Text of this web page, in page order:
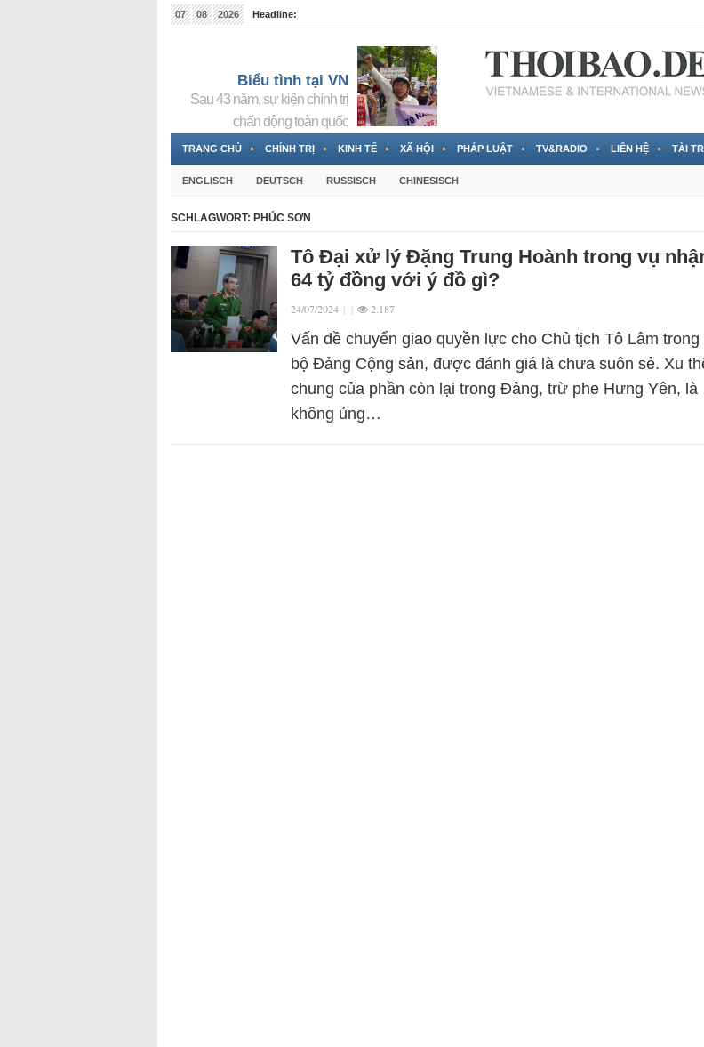
07 08 2026
Headline:
Biểu tình tại VN
Sau 43 năm, sự kiện chính trị
chấn động toàn quốc
TRANG CHỦ CHÍNH TRỊ KINH TẾ XÃ HỘI PHÁP LUẬT TV&RADIO LIÊN HỆ TÀI
ENGLISCH DEUTSCH RUSSISCH CHINESISCH
SCHLAGWORT: PHÚC SƠN
Tô Đại xử lý Đặng Trung Hoành trong vụ
64 tỷ đồng với ý đồ gì?
24/07/2024 | | 2.187
Vấn đề chuyển giao quyền lực cho Chủ tịch Tô Lâm trong
bộ Đảng Cộng sản, được đánh giá là chưa suôn sẻ. Xu
chung của phần còn lại trong Đảng, trừ phe Hưng Yên, là
không ủng…